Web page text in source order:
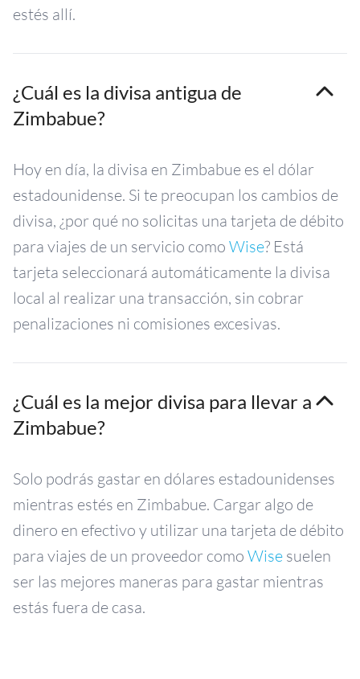
estés allí.
¿Cuál es la divisa antigua de
Zimbabue?
Hoy en día, la divisa en Zimbabue es el dólar
estadounidense. Si te preocupan los cambios de
divisa, ¿por qué no solicitas una tarjeta de débito
para viajes de un servicio como Wise? Está
tarjeta seleccionará automáticamente la divisa
local al realizar una transacción, sin cobrar
penalizaciones ni comisiones excesivas.
¿Cuál es la mejor divisa para llevar a
Zimbabue?
Solo podrás gastar en dólares estadounidenses
mientras estés en Zimbabue. Cargar algo de
dinero en efectivo y utilizar una tarjeta de débito
para viajes de un proveedor como Wise suelen
ser las mejores maneras para gastar mientras
estás fuera de casa.